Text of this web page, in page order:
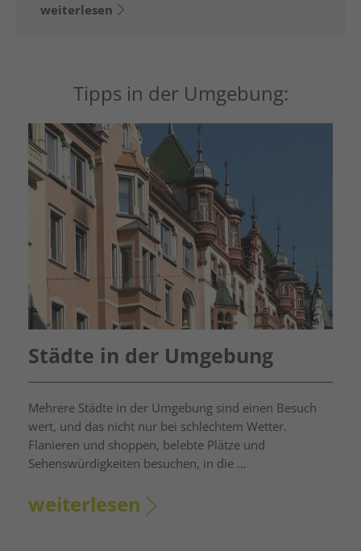
weiterlesen
Tipps in der Umgebung:
Städte in der Umgebung
Mehrere Städte in der Umgebung sind einen Besuch
wert, und das nicht nur bei schlechtem Wetter.
Flanieren und shoppen, belebte Plätze und
Sehenswürdigkeiten besuchen, in die ...
weiterlesen